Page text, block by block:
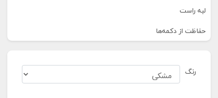
لبه راست
حفاظت از دکمه‌ها
رنگ